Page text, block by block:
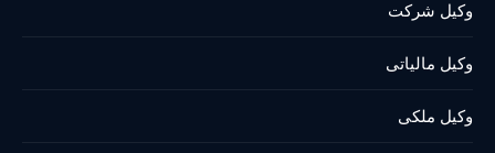
وکیل شرکت
وکیل مالیاتی
وکیل ملکی